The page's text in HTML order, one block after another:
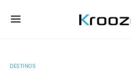
DESTINOS